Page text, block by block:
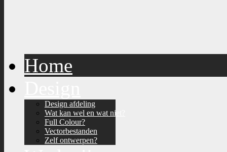
Home
Design afdeling
Wat kan wel en wat niet?
Full Colour?
Vectorbestanden
Zelf ontwerpen?